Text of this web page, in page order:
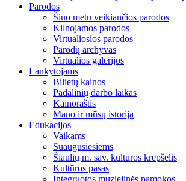
Parodos
Šiuo metu veikiančios parodos
Kilnojamos parodos
Virtualiosios parodos
Parodų archyvas
Virtualios galerijos
Lankytojams
Bilietų kainos
Padalinių darbo laikas
Kainoraštis
Mano ir mūsų istorija
Edukacijos
Vaikams
Suaugusiesiems
Šiaulių m. sav. kultūros krepšelis
Kultūros pasas
Integruotos muziejinės pamokos